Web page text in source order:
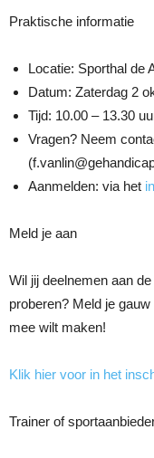
Praktische informatie
Locatie: Sporthal de
Datum: Zaterdag 2
Tijd: 10.00 – 13.30
Vragen? Neem
Aanmelden: via het
Meld je aan
Wil jij deelnemen aan
proberen? Meld je
mee wilt maken!
Klik hier voor in het
Trainer of